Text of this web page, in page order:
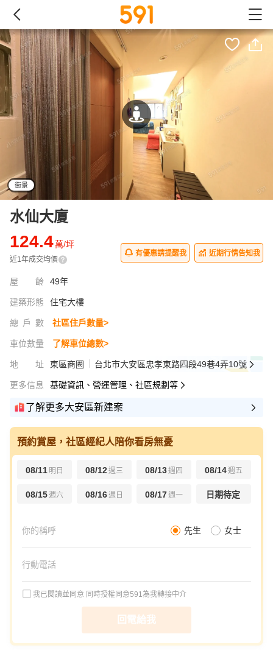
街景
水仙大廈
124.4萬/坪
近1年成交均價
有優惠請提醒我 近期行情告知我
屋齡 49年
建築形態 住宅大樓
總戶數 社區住戶數量>
車位數量 了解車位總數>
地址 東區商圈 台北市大安區忠孝東路四段49巷4弄10號
更多信息 基礎資訊、營運管理、社區規劃等
了解更多大安區新建案
預約賞屋，社區經紀人陪你看房無憂
08/11 明日 08/12週三 08/13週四 08/14週五
08/15週六 08/16週日 08/17週一 日期待定
先生 女士
我已閱讀並同意 同時授權同意591為我轉接中介
回電給我